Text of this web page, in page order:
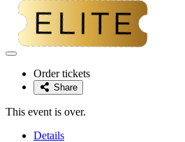
Adaugă
favoriteOrder tickets
Share
This event is over.
Details